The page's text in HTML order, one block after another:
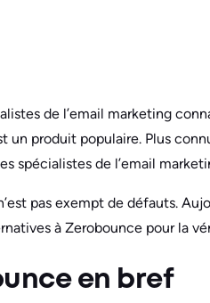
de l’email marketing
un produit populaire. Plus
spécialistes de l’email
pas exempt de défauts.
à Zerobounce pour la
en bref